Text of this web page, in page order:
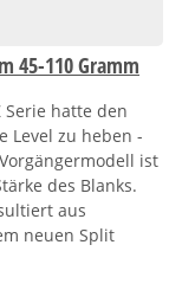
45-110 Gramm
Serie hatte den
Level zu heben -
ist
des Blanks.
aus
neuen Split